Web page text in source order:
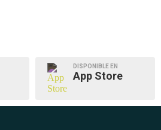
DISPONIBLE EN
App Store